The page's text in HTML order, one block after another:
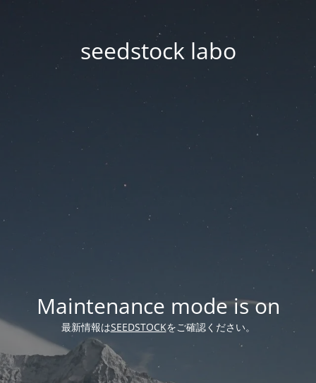
seedstock labo
Maintenance mode is on
最新情報はSEEDSTOCKをご確認ください。